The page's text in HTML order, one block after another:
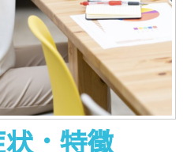
・特徴